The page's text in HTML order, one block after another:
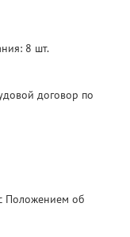
8 шт.
договор по
Положением об